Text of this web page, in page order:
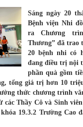
Sáng ngày 20
Bệnh viện Nhi
ra Chương
Thương” đã trao
20 bệnh nhi có
đang điều trị nội
phần quà gồm
tổng giá trị hơn 10
thức chương trình
các Thầy Cô và Sinh
19.3.2 Trường Cao